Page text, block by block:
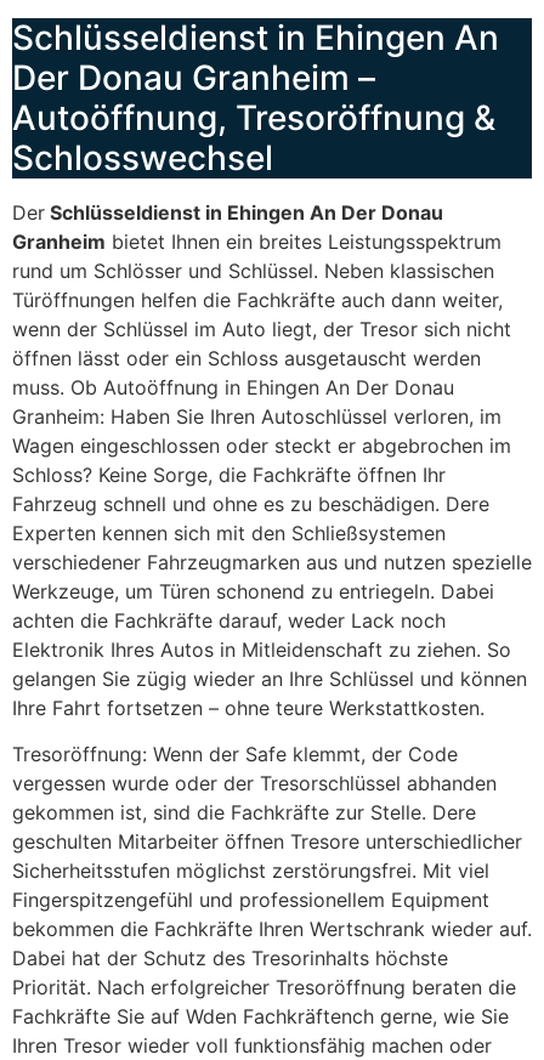
Schlüsseldienst in Ehingen An
Der Donau Granheim –
Autoöffnung, Tresoröffnung &
Schlosswechsel
Der Schlüsseldienst in Ehingen An Der Donau
Granheim bietet Ihnen ein breites Leistungsspektrum
rund um Schlösser und Schlüssel. Neben klassischen
Türöffnungen helfen die Fachkräfte auch dann weiter,
wenn der Schlüssel im Auto liegt, der Tresor sich nicht
öffnen lässt oder ein Schloss ausgetauscht werden
muss. Ob Autoöffnung in Ehingen An Der Donau
Granheim: Haben Sie Ihren Autoschlüssel verloren, im
Wagen eingeschlossen oder steckt er abgebrochen im
Schloss? Keine Sorge, die Fachkräfte öffnen Ihr
Fahrzeug schnell und ohne es zu beschädigen. Dere
Experten kennen sich mit den Schließsystemen
verschiedener Fahrzeugmarken aus und nutzen spezielle
Werkzeuge, um Türen schonend zu entriegeln. Dabei
achten die Fachkräfte darauf, weder Lack noch
Elektronik Ihres Autos in Mitleidenschaft zu ziehen. So
gelangen Sie zügig wieder an Ihre Schlüssel und können
Ihre Fahrt fortsetzen – ohne teure Werkstattkosten.
Tresoröffnung: Wenn der Safe klemmt, der Code
vergessen wurde oder der Tresorschlüssel abhanden
gekommen ist, sind die Fachkräfte zur Stelle. Dere
geschulten Mitarbeiter öffnen Tresore unterschiedlicher
Sicherheitsstufen möglichst zerstörungsfrei. Mit viel
Fingerspitzengefühl und professionellem Equipment
bekommen die Fachkräfte Ihren Wertschrank wieder auf.
Dabei hat der Schutz des Tresorinhalts höchste
Priorität. Nach erfolgreicher Tresoröffnung beraten die
Fachkräfte Sie auf Wden Fachkräftench gerne, wie Sie
Ihren Tresor wieder voll funktionsfähig machen oder